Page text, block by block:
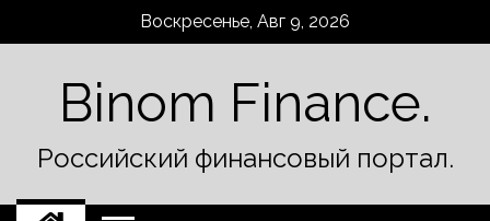
Воскресенье, Авг 9, 2026
Binom Finance.
Российский финансовый портал.